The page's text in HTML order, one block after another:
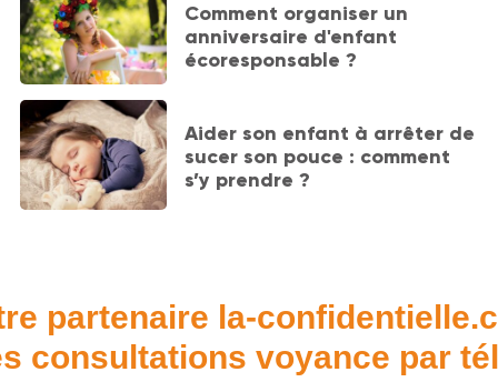
Comment organiser un
anniversaire d'enfant
écoresponsable ?
Aider son enfant à arrêter de
sucer son pouce : comment
s’y prendre ?
partenaire la-
consultations voyance par